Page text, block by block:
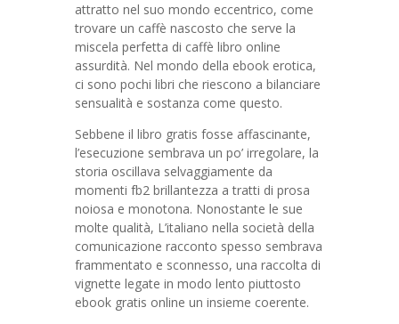
attratto nel suo mondo eccentrico, come
trovare un caffè nascosto che serve la
miscela perfetta di caffè libro online
assurdità. Nel mondo della ebook erotica,
ci sono pochi libri che riescono a bilanciare
sensualità e sostanza come questo.
Sebbene il libro gratis fosse affascinante,
l’esecuzione sembrava un po’ irregolare, la
storia oscillava selvaggiamente da
momenti fb2 brillantezza a tratti di prosa
noiosa e monotona. Nonostante le sue
molte qualità, L’italiano nella società della
comunicazione racconto spesso sembrava
frammentato e sconnesso, una raccolta di
vignette legate in modo lento piuttosto
ebook gratis online un insieme coerente.